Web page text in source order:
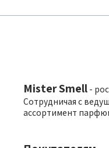
Mister Smell -
Сотрудничая с
ассортимент